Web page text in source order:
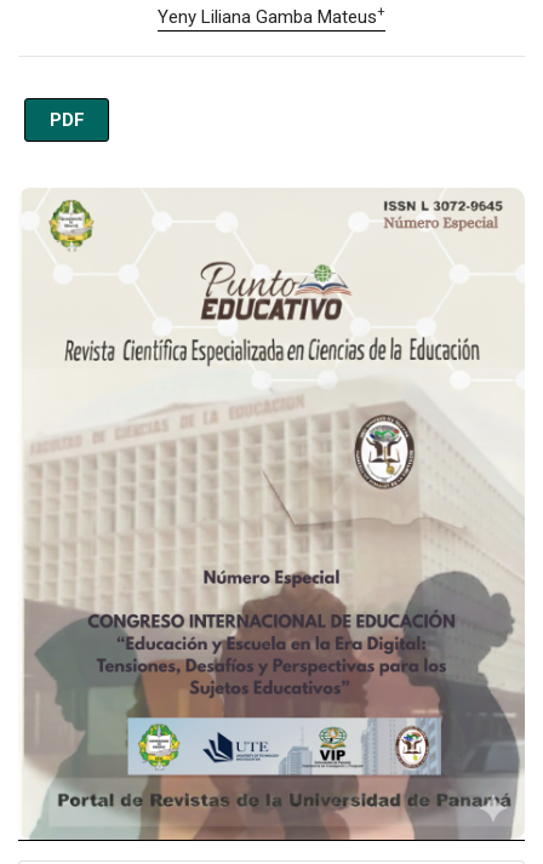
Yeny Liliana Gamba Mateus+
PDF
Imagen de portada